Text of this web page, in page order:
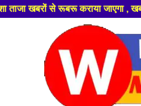
, खबर ओर विज्ञापन के लिए